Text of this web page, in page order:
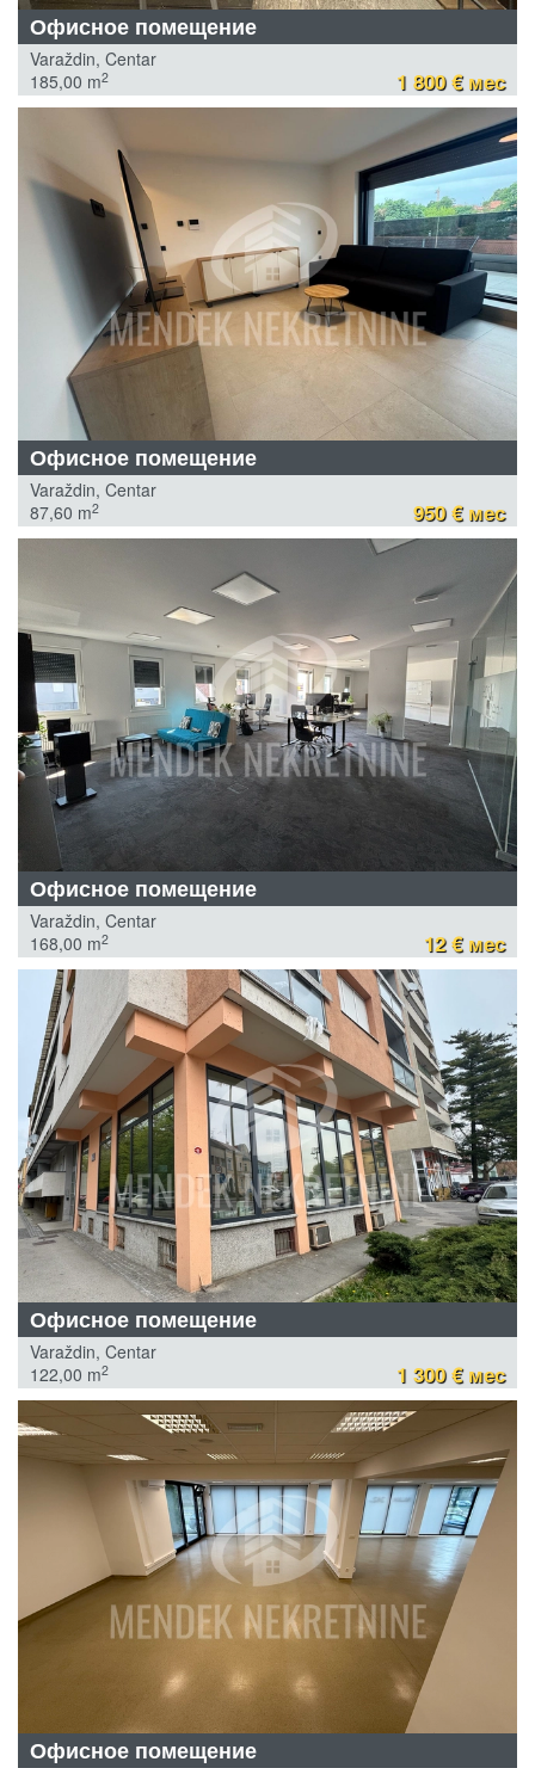
Офисное помещение
Varaždin, Centar
185,00 m2 1 800 € мес
Офисное помещение
Varaždin, Centar
87,60 m2 950 € мес
Офисное помещение
Varaždin, Centar
168,00 m2 12 € мес
Офисное помещение
Varaždin, Centar
122,00 m2 1 300 € мес
Офисное помещение